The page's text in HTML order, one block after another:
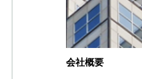
会社概要